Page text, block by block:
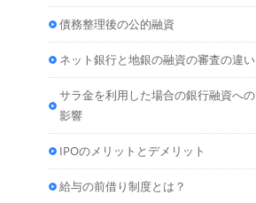
債務整理後の公的融資
ネット銀行と地銀の融資の審査の違い
サラ金を利用した場合の銀行融資への
影響
IPOのメリットとデメリット
給与の前借り制度とは？